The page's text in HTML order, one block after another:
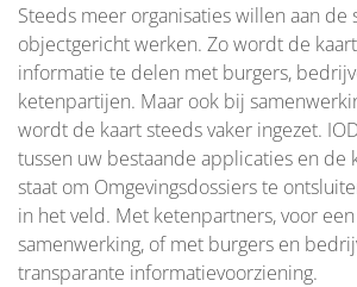
Steeds meer organisaties willen aan de
objectgericht werken. Zo wordt de
informatie te delen met burgers,
ketenpartijen. Maar ook bij
wordt de kaart steeds vaker ingezet.
tussen uw bestaande applicaties en de
staat om Omgevingsdossiers te
in het veld. Met ketenpartners, voor
samenwerking, of met burgers en
transparante informatievoorziening.